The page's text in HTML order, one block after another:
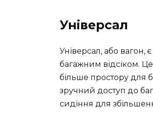
Універсал
Універсал, або
багажним відсіком.
більше простору для
зручний доступ до
сидіння для